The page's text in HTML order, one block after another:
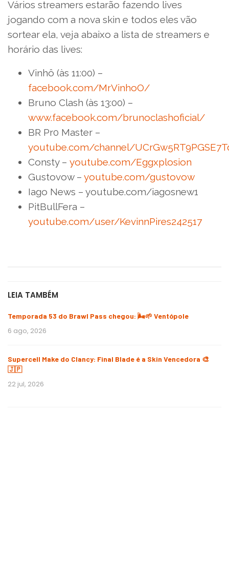
Vários streamers estarão fazendo lives
jogando com a nova skin e todos eles vão
sortear ela, veja abaixo a lista de streamers e
horário das lives:
Vinhô (às 11:00) –
facebook.com/MrVinhoO/
Bruno Clash (às 13:00) –
www.facebook.com/brunoclashoficial/
BR Pr0 Master –
youtube.com/channel/
Consty – youtube.com/Eggxplosion
Gustovow – youtube.com/gustovow
Iago News – youtube.com/iagosnew1
PitBullFera –
youtube.com/user/KevinnPires242517
LEIA TAMBÉM
Temporada 53 do Brawl Pass chegou: 🌬️🌱 Ventópole
6 ago, 2026
Supercell Make do Clancy: Final Blade é a Skin Vencedora 🎨
🇯🇵
22 jul, 2026